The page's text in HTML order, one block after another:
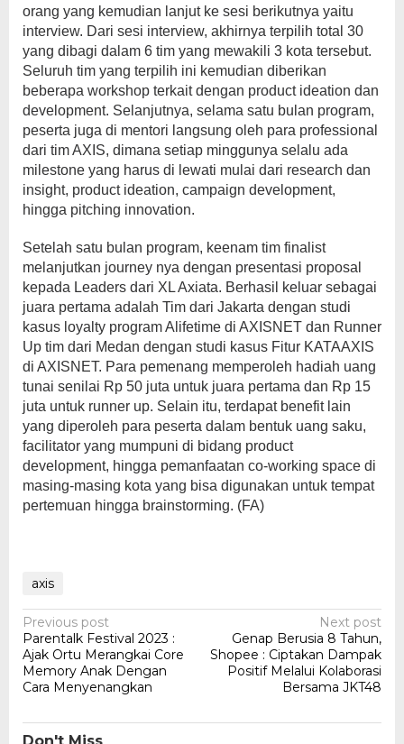
orang yang kemudian lanjut ke sesi berikutnya yaitu
interview. Dari sesi interview, akhirnya terpilih total 30
yang dibagi dalam 6 tim yang mewakili 3 kota tersebut.
Seluruh tim yang terpilih ini kemudian diberikan
beberapa workshop terkait dengan product ideation dan
development. Selanjutnya, selama satu bulan program,
peserta juga di mentori langsung oleh para professional
dari tim AXIS, dimana setiap minggunya selalu ada
milestone yang harus di lewati mulai dari research dan
insight, product ideation, campaign development,
hingga pitching innovation.
Setelah satu bulan program, keenam tim finalist
melanjutkan journey nya dengan presentasi proposal
kepada Leaders dari XL Axiata. Berhasil keluar sebagai
juara pertama adalah Tim dari Jakarta dengan studi
kasus loyalty program Alifetime di AXISNET dan Runner
Up tim dari Medan dengan studi kasus Fitur KATAAXIS
di AXISNET. Para pemenang memperoleh hadiah uang
tunai senilai Rp 50 juta untuk juara pertama dan Rp 15
juta untuk runner up. Selain itu, terdapat benefit lain
yang diperoleh para peserta dalam bentuk uang saku,
facilitator yang mumpuni di bidang product
development, hingga pemanfaatan co-working space di
masing-masing kota yang bisa digunakan untuk tempat
pertemuan hingga brainstorming. (FA)
axis
Post
navigation
Previous post
Parentalk Festival 2023 :
Ajak Ortu Merangkai Core
Memory Anak Dengan
Cara Menyenangkan
Next post
Genap Berusia 8 Tahun,
Shopee : Ciptakan Dampak
Positif Melalui Kolaborasi
Bersama JKT48